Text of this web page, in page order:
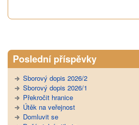
Poslední příspěvky
Sborový dopis 2026/2
Sborový dopis 2026/1
Překročit hranice
Útěk na veřejnost
Domluvit se